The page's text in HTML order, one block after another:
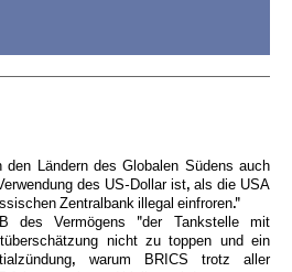
den Ländern des Globalen Südens auch
des US-Dollar ist, als die USA
Zentralbank illegal einfroren."
des Vermögens "der Tankstelle mit
nicht zu toppen und ein
warum BRICS trotz aller